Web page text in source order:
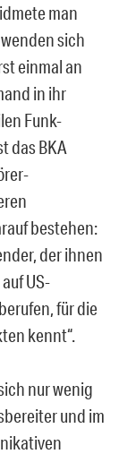
man
sich
einmal an
in ihr
Funk-
das BKA
bestehen:
der ihnen
US-
für die
kennt“.
nur wenig
und im